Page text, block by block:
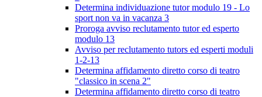
Determina individuazione tutor modulo 19 - Lo
sport non va in vacanza 3
Proroga avviso reclutamento tutor ed esperto
modulo 13
Avviso per reclutamento tutors ed esperti moduli
1-2-13
Determina affidamento diretto corso di teatro
"classico in scena 2"
Determina affidamento diretto corso di teatro